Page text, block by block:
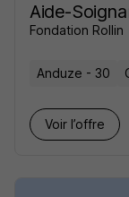
Aide-
Fondation Rollin
Anduze - 30
Voir l’offre